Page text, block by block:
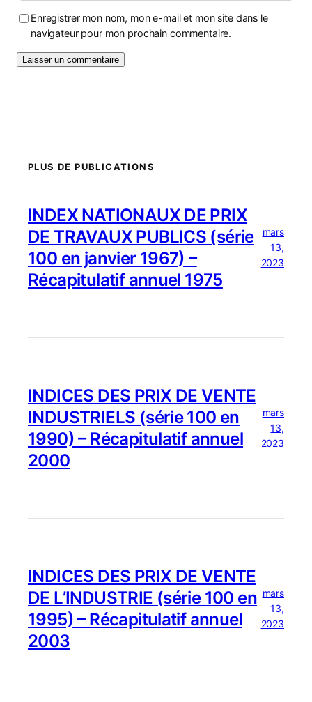
Enregistrer mon nom, mon e-mail et mon site dans le
navigateur pour mon prochain commentaire.
PLUS DE PUBLICATIONS
INDEX NATIONAUX DE PRIX
DE TRAVAUX PUBLICS (série
100 en janvier 1967) –
Récapitulatif annuel 1975
mars
13,
2023
INDICES DES PRIX DE VENTE
INDUSTRIELS (série 100 en
1990) – Récapitulatif annuel
2000
mars
13,
2023
INDICES DES PRIX DE VENTE
DE L’INDUSTRIE (série 100 en
1995) – Récapitulatif annuel
2003
mars
13,
2023